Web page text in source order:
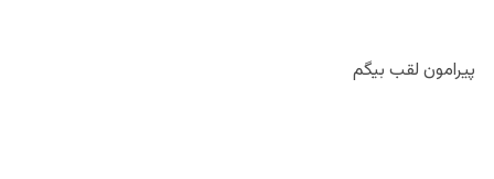
پیرامون لقب بیگم